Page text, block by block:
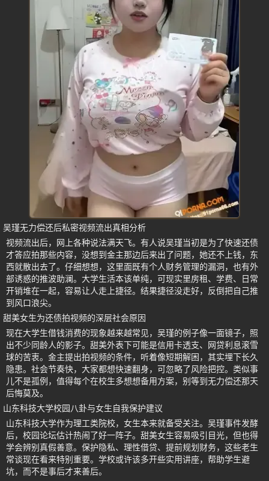
吴瑾无力偿还后私密视频流出真相分析
视频流出后，网上各种说法满天飞。有人说吴瑾当初是为了快速还债
才答应拍那些内容，没想到金主那边后来出了问题，她还不上钱，东
西就散出去了。仔细想想，这里面既有个人财务管理的漏洞，也有外
部诱惑的推波助澜。大学生活本该单纯，可现实里房租、学费、日常
开销堆在一起，容易让人走上捷径。结果捷径没走好，反倒把自己推
到风口浪尖。
甜美女生为还债拍视频的深层社会原因
现在大学生借钱消费的现象越来越常见，吴瑾的例子像一面镜子，照
出不少同龄人的影子。甜美外表下可能是信用卡透支、网贷利息滚雪
球的苦衷。金主提出拍视频的条件，听着像短期解困，其实埋下长久
隐患。社会节奏快，大家都想快速翻身，可忽略了风险把控。类似事
儿不是孤例，值得每个在校生多想想备用方案，别等到无力偿还那天
后悔莫及。
山东科技大学校园八卦与女生自我保护建议
山东科技大学作为理工类院校，女生本来就备受关注。吴瑾事件发酵
后，校园论坛估计热闹了好一阵子。甜美女生容易吸引目光，但也得
学会辨别真假善意。保护隐私、理性借贷、提前规划财务，这些老生
常谈现在看来特别重要。学校或许该多开些实用讲座，帮助学生避
坑，而不是事后才来善后。